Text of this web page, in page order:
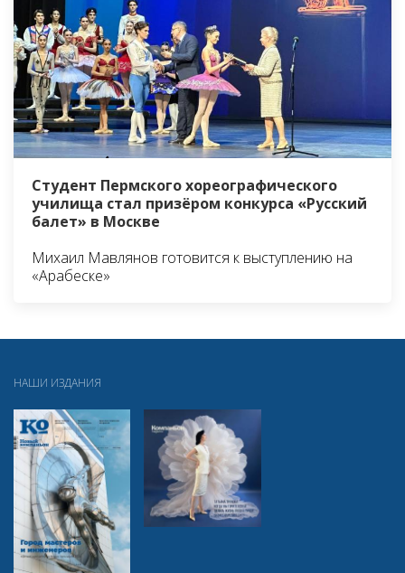
Студент Пермского хореографического
училища стал призёром конкурса «Русский
балет» в Москве
Михаил Мавлянов готовится к выступлению на
«Арабеске»
НАШИ ИЗДАНИЯ